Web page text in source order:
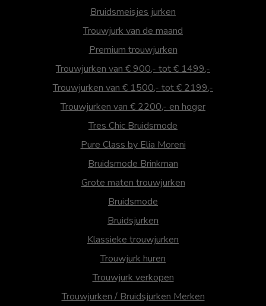
Bruidsmeisjes jurken
Trouwjurk van de maand
Premium trouwjurken
Trouwjurken van € 900,- tot € 1499,-
Trouwjurken van € 1500,- tot € 2199,-
Trouwjurken van € 2200,- en hoger
Tres Chic Bruidsmode
Pure Class by Elia Moreni
Bruidsmode Brinkman
Grote maten trouwjurken
Bruidsmode
Bruidsjurken
Klassieke trouwjurken
Trouwjurk huren
Trouwjurk verkopen
Trouwjurken / Bruidsjurken Merken